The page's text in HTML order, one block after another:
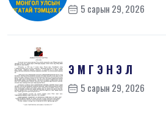
5 сарын 29, 2026
Э М Г Э Н Э Л
5 сарын 29, 2026